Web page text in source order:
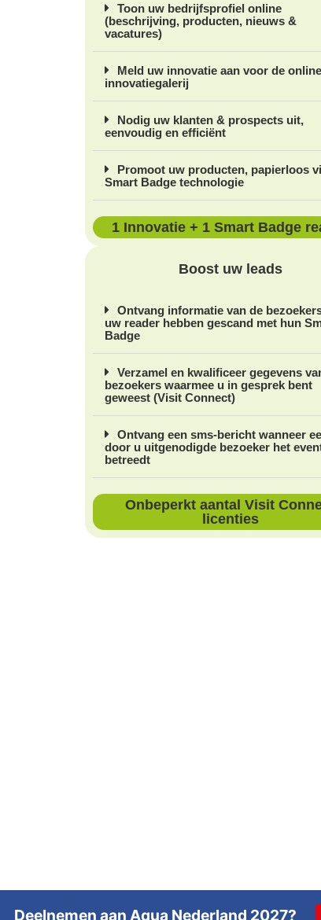
Toon uw bedrijfsprofiel online
(beschrijving, producten, nieuws &
vacatures)
Meld uw innovatie aan voor de online
innovatiegalerij
Nodig uw klanten & prospects uit,
eenvoudig en efficiënt
Promoot uw producten, papierloos
Smart Badge technologie
1 Innovatie + 1 Smart Badge
Boost uw leads
Ontvang informatie van de
uw reader hebben gescand met hun
Badge
Verzamel en kwalificeer gegevens
bezoekers waarmee u in gesprek bent
geweest (Visit Connect)
Ontvang een sms-bericht wanneer
door u uitgenodigde bezoeker het
betreedt
Onbeperkt aantal Visit
licenties​
Deelnemen aan Aqua Nederland 2027?